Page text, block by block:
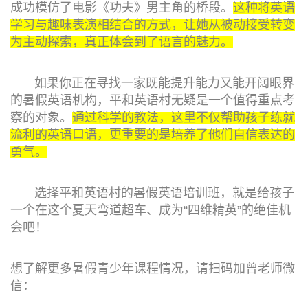
成功模仿了电影《功夫》男主角的桥段。 这种将英语
学习与趣味表演相结合的方式，让她从被动接受转变
为主动探索，真正体会到了语言的魅力。
如果你正在寻找一家既能提升能力又能开阔眼界
的暑假英语机构，平和英语村无疑是一个值得重点考
察的对象。 通过科学的教法，这里不仅帮助孩子练就
流利的英语口语，更重要的是培养了他们自信表达的
勇气。
选择平和英语村的暑假英语培训班，就是给孩子
一个在这个夏天弯道超车、成为“四维精英”的绝佳机
会吧！
想了解更多暑假青少年课程情况，请扫码加曾老师微
信：